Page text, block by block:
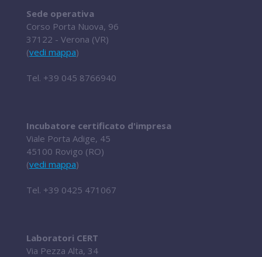
Sede operativa
Corso Porta Nuova, 96
37122 - Verona (VR)
(vedi mappa)
Tel. +39 045 8766940
Incubatore certificato d'impresa
Viale Porta Adige, 45
45100 Rovigo (RO)
(vedi mappa)
Tel. +39 0425 471067
Laboratori CERT
Via Pezza Alta, 34